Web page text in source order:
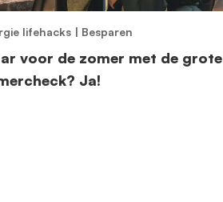
lifehacks | Besparen
voor de zomer met de grote
Ja!